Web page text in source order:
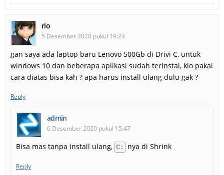
rio
5 Desember 2020 pukul 19:24
gan saya ada laptop baru Lenovo 500Gb di Drivi C, untuk
windows 10 dan beberapa aplikasi sudah terinstal, klo pakai
cara diatas bisa kah ? apa harus install ulang dulu gak ?
Reply
admin
6 Desember 2020 pukul 15:47
Bisa mas tanpa install ulang, C: nya di Shrink
Reply